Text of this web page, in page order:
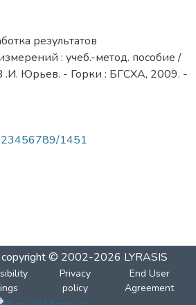
результатов
: учеб.-метод. пособие /
.И. Юрьев. - Горки : БГСХА, 2009. -
1451
copyright © 2002-2026 LYRASIS
Privacy
policy
End User
Agreement